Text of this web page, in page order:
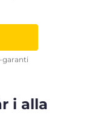
garanti
i alla